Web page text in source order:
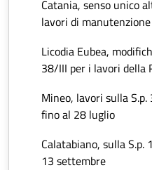
Catania, senso unico
lavori di
Licodia Eubea,
38/III per i lavori della
Mineo, lavori sulla
fino al 28 luglio
Calatabiano, sulla
13 settembre